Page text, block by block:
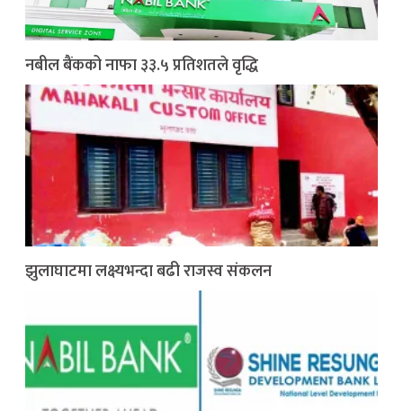
नबील बैंकको नाफा ३३.५ प्रतिशतले वृद्धि
झुलाघाटमा लक्ष्यभन्दा बढी राजस्व संकलन